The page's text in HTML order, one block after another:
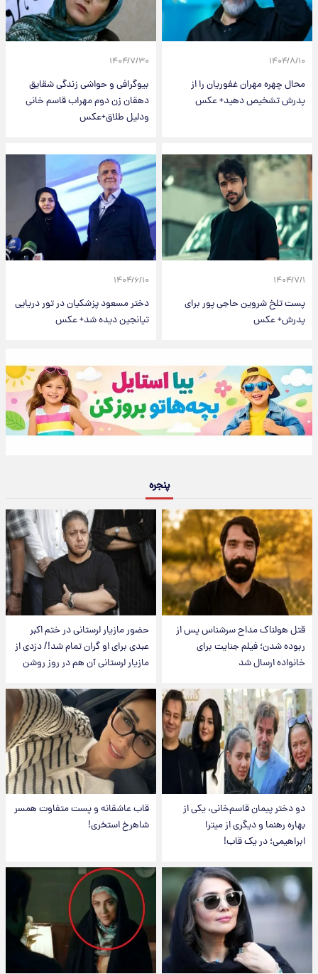
۱۴۰۴/۸/۱۰
محال چهره مهران غفوریان را از
پدرش تشخیص دهید+ عکس
۱۴۰۴/۷/۳۰
بیوگرافی و حواشی زندگی شقایق
دهقان زن دوم مهراب قاسم خانی
ودلیل طلاق+عکس
۱۴۰۴/۷/۱
پست تلخ شروین حاجی پور برای
پدرش+ عکس
۱۴۰۴/۶/۱۰
دختر مسعود پزشکیان در تور دریایی
تیانجین دیده شد+ عکس
پنجره
قتل هولناک مداح سرشناس پس از
ربوده شدن؛ فیلم جنایت برای
خانواده ارسال شد
حضور مازیار لرستانی در ختم اکبر
عبدی برای او گران تمام شد!/ دزدی از
مازیار لرستانی آن هم در روز روشن
دو دختر پیمان قاسم‌خانی، یکی از
بهاره رهنما و دیگری از میترا
ابراهیمی؛ در یک قاب!
قاب عاشقانه و پست متفاوت همسر
شاهرخ استخری!